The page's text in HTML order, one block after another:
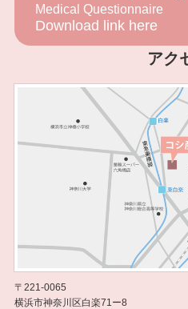
Medical Questionnaire
Download link here
アク
〒221-0065
横浜市神奈川区白楽71ー8